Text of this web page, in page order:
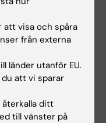
be resolved.
VA,
2025 18 juni. doi:
att visa och spåra
från externa
länder utanför EU.
att vi sparar
återkalla ditt
till vänster på